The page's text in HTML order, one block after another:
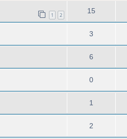
1 2
15
3
6
0
1
2